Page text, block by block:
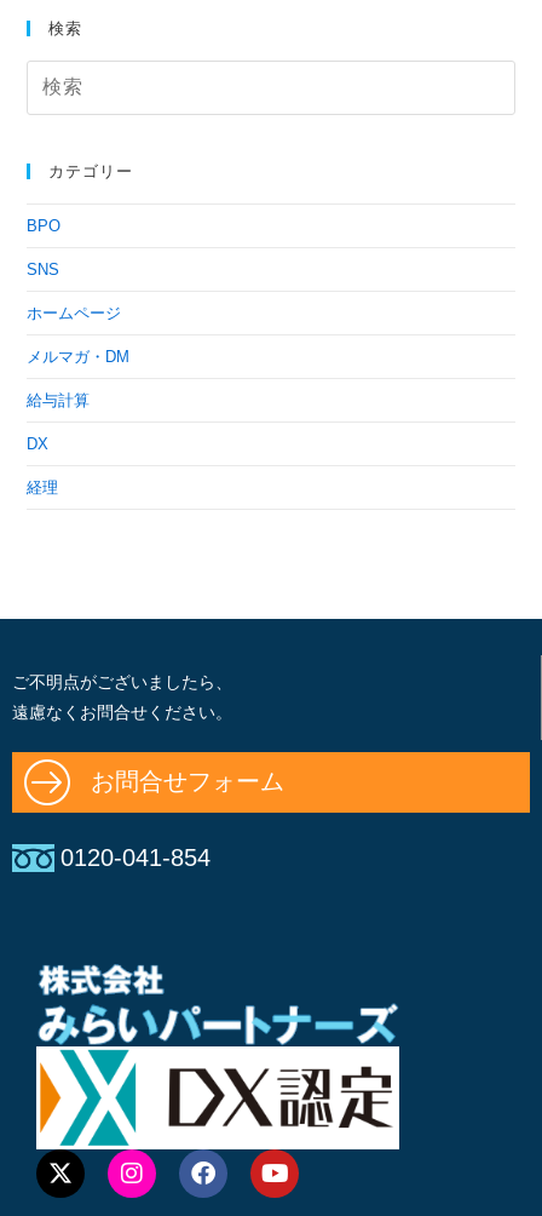
検索
カテゴリー
BPO
SNS
ホームページ
メルマガ・DM
給与計算
DX
経理
ご不明点がございましたら、
遠慮なくお問合せください。
お問合せフォーム
0120-041-854